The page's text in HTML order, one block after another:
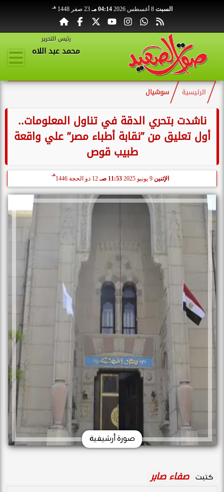
السبت 8 أغسطس 2026 04:14 مـ 23 صفر 1448 هـ
رئيس التحرير
محمد عبد اللاه
الرئيسية سوشيال
ناشدت بتحري الدقة في تناول المعلومات..
أول تعليق من ”نقابة أطباء مصر” علي واقعة
طبيب قوص
الإثنين 9 يونيو 2025 11:53 صـ 12 ذو الحجة 1446
هـ
صورة أرشيفية
كتبت صفاء صابر